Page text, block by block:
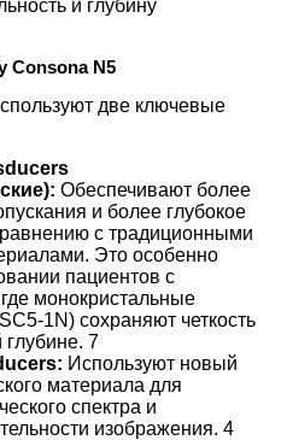
и глубину
Consona N5
две ключевые
Обеспечивают более
и более глубокое
с традиционными
Это особенно
пациентов с
монокристальные
1N) сохраняют четкость
7
Используют новый
материала для
спектра и
изображения. 4